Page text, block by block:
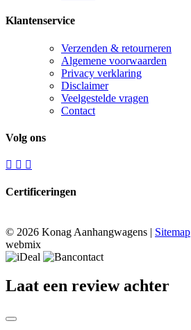
Klantenservice
Verzenden & retourneren
Algemene voorwaarden
Privacy verklaring
Disclaimer
Veelgestelde vragen
Contact
Volg ons
Certificeringen
© 2026 Konag Aanhangwagens | Sitemap
webmix
Laat een review achter